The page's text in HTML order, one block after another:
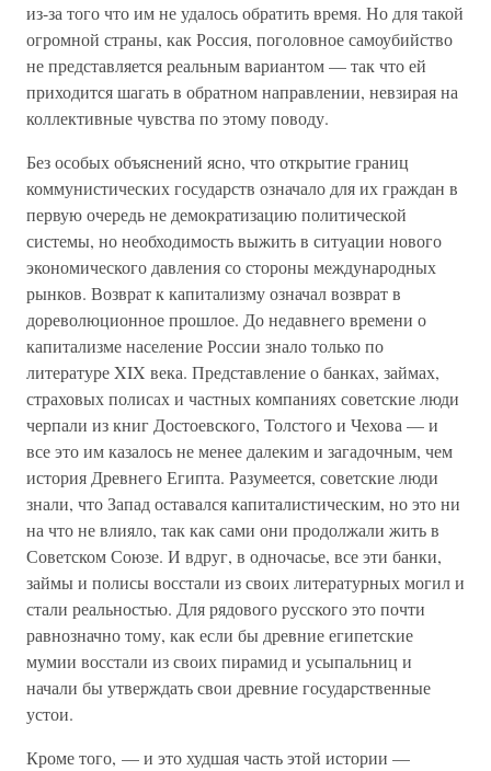
из-за того что им не удалось обратить время. Но для такой
огромной страны, как Россия, поголовное самоубийство
не представляется реальным вариантом — так что ей
приходится шагать в обратном направлении, невзирая на
коллективные чувства по этому поводу.
Без особых объяснений ясно, что открытие границ
коммунистических государств означало для их граждан в
первую очередь не демократизацию политической
системы, но необходимость выжить в ситуации нового
экономического давления со стороны международных
рынков. Возврат к капитализму означал возврат в
дореволюционное прошлое. До недавнего времени о
капитализме население России знало только по
литературе XIX века. Представление о банках, займах,
страховых полисах и частных компаниях советские люди
черпали из книг Достоевского, Толстого и Чехова — и
все это им казалось не менее далеким и загадочным, чем
история Древнего Египта. Разумеется, советские люди
знали, что Запад оставался капиталистическим, но это ни
на что не влияло, так как сами они продолжали жить в
Советском Союзе. И вдруг, в одночасье, все эти банки,
займы и полисы восстали из своих литературных могил и
стали реальностью. Для рядового русского это почти
равнозначно тому, как если бы древние египетские
мумии восстали из своих пирамид и усыпальниц и
начали бы утверждать свои древние государственные
устои.
Кроме того, — и это худшая часть этой истории —